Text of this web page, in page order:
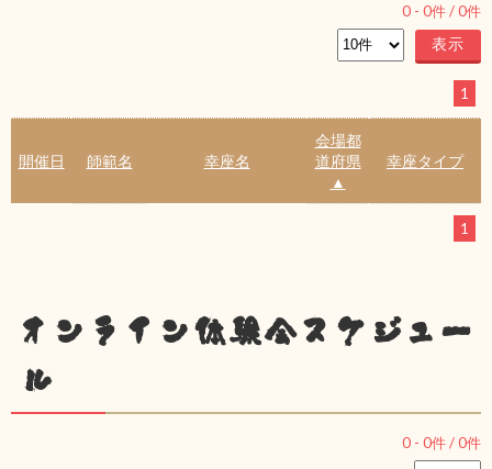
0 - 0件 /0件
1
開催日 師範名 幸座名
会場都
道府県
▲
幸座タイプ
1
オンライン体験会スケジュー
ル
0 - 0件 /0件